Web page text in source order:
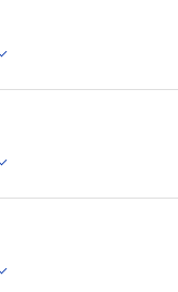
によるざ瘡様皮疹の対処法
に処方されたビタミン剤
に処方された「食欲が出る薬
療中に処方された加味逍遙散
した患者に出されたレンビマ
ント服用中に注意すべき併用
服用時の注意点
からゼルボラフに変更後の全
レスキュー薬とNSAIDsの使
処方されたNSAIDs貼付薬
法の基礎知識/ 症例から学ぶ薬
の基礎知識/ 症例から学ぶ薬
の副作用マネジメント